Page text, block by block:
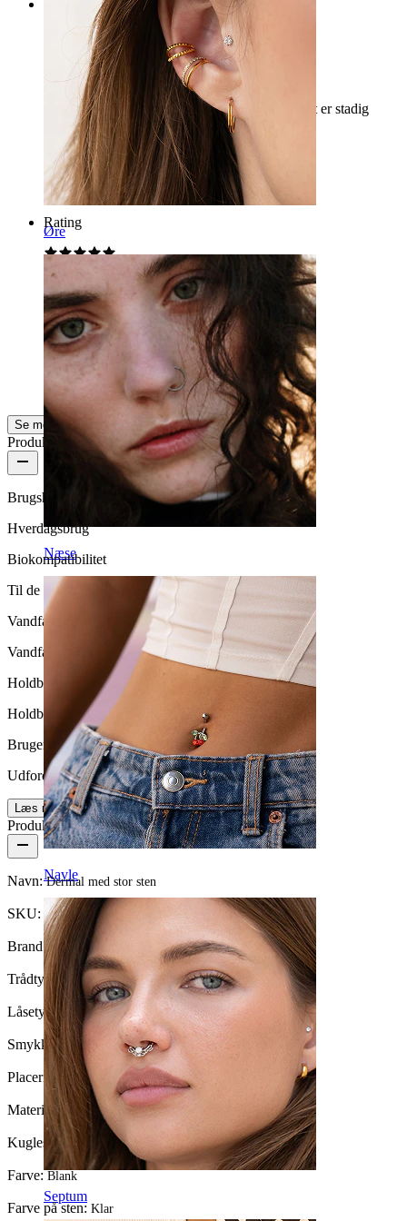
Øre
Næse
Navle
Septum
For meget fremspringende, men flot
Smykket er for voldsomt for min smag, men det er stadig
meget smukt!
Alice Bekræftet køb
AI-oversat Vis original
Rating
Perfekt
Meget smuk
Bb Bekræftet køb
AI-oversat Vis original
Se mere
Produktkvalitet
Brugshyppighed
Hverdagsbrug
Biokompatibilitet
Til de fleste hudtyper
Vandfasthed
Vandfast
Holdbarhed
Holdbar
Brugervenlighed
Udfordrende
Læs mere
Produktdetaljer
Navn:Dermal med stor sten
SKU:Dermal-24
Brand:Bodymod Trend
Trådtykkelse:1,2 mm (Passer til 1,6 mm dermals)
Låsetype: Udvendigt gevind
Smykketype: Dermal top
Placering:Dermal, Intimate
Materiale:Kirurgisk stål
Kuglestørrelse: 3 mm.
Farve: Blank
Farve på sten: Klar